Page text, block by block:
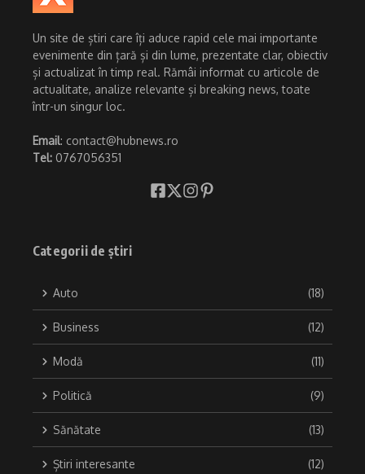
Un site de știri care îți aduce rapid cele mai importante
evenimente din țară și din lume, prezentate clar, obiectiv
și actualizat în timp real. Rămâi informat cu articole de
actualitate, analize relevante și breaking news, toate
într-un singur loc.
Email: contact@hubnews.ro
Tel: 0767056351
Categorii de știri
Auto (18)
Business (12)
Modă (11)
Politică (9)
Sănătate (13)
Știri interesante (12)